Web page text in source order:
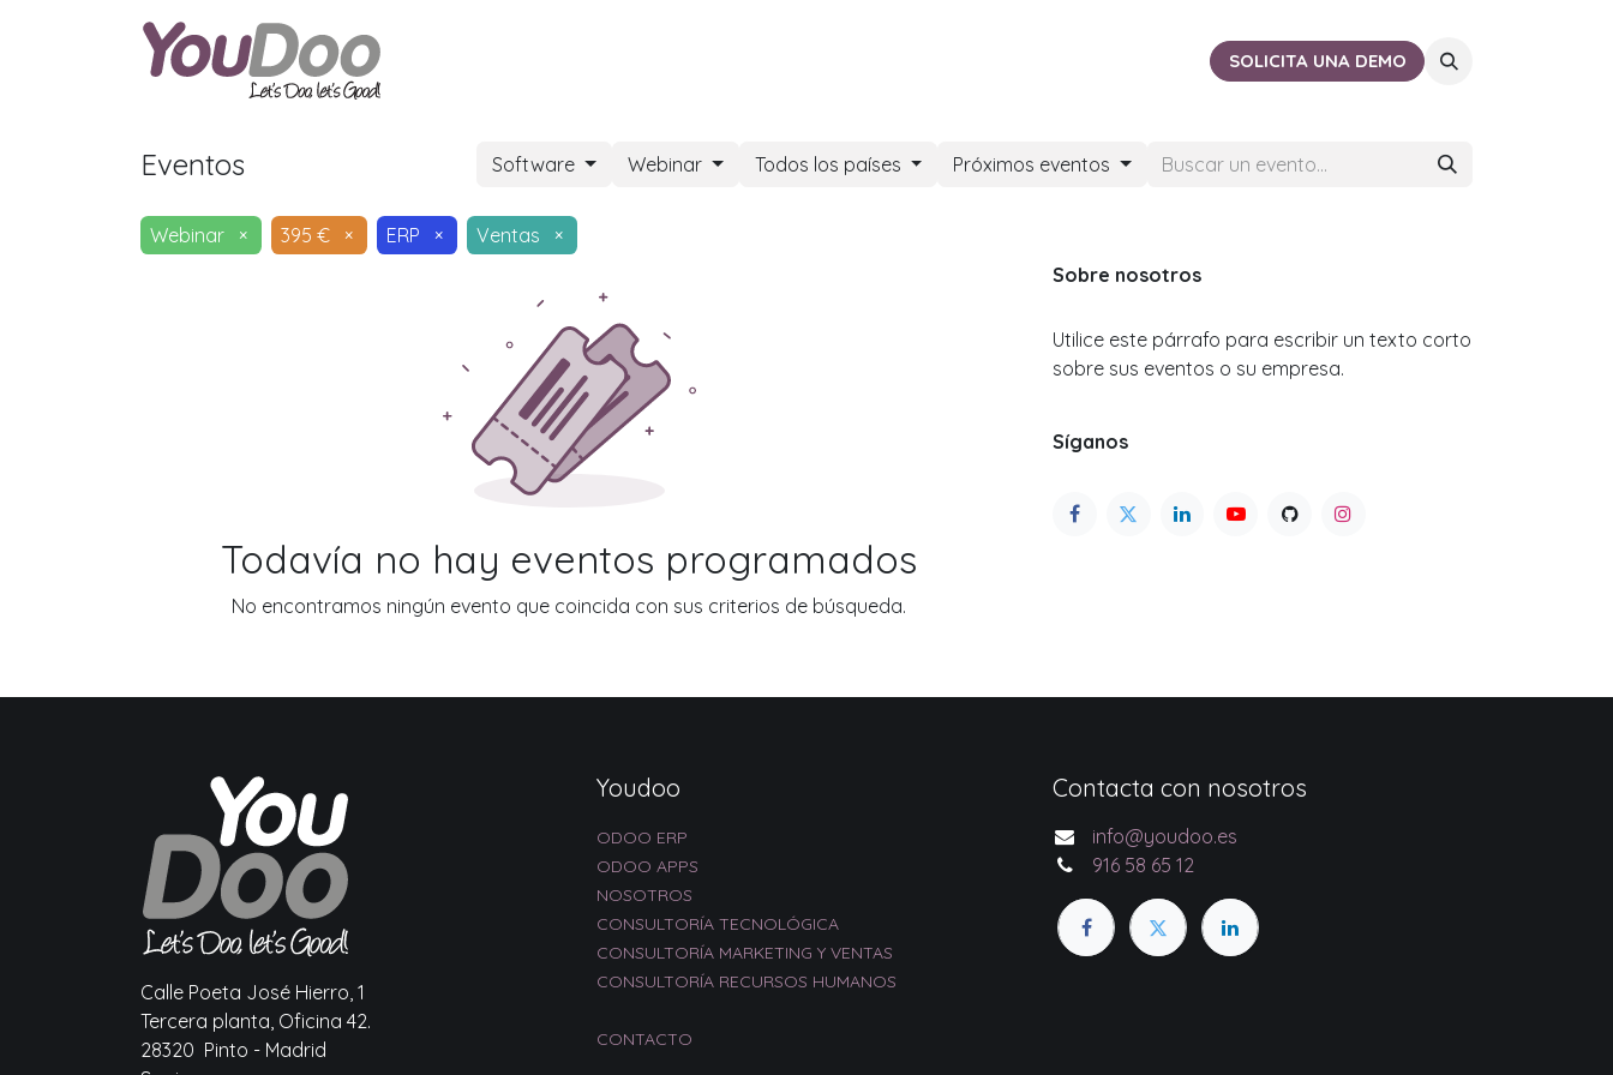
CERCA DE TISOLICITA UNA DEMO
Eventos Software Webinar Todos los países Próximos eventos
Webinar × 395 € × ERP × Ventas ×
Todavía no hay eventos programados
No encontramos ningún evento que coincida con sus criterios de búsqueda.
Sobre nosotros
Utilice este párrafo para escribir un texto corto
sobre sus eventos o su empresa.
Síganos
Calle Poeta José Hierro, 1
Tercera planta, Oficina 42.
28320 Pinto - Madrid
Youdoo
ODOO ERP
ODOO APPS
NOSOTROS
CONSULTORÍA TECNOLÓGICA
CONSULTORÍA MARKETING Y VENTAS
CONSULTORÍA RECURSOS HUMANOS
CONTACTO
Contacta con nosotros
info@youdoo.es
916 58 65 12